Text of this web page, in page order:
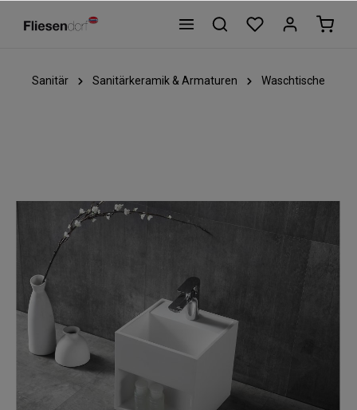
Sanitär Sanitärkeramik & Armaturen Waschtische